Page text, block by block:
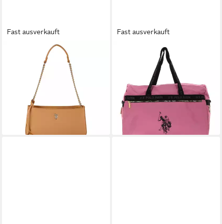
Fast ausverkauft
U.S. POLO ASSN.
Schultertasche Jones,
Polyurethan
UVP
lieferbar - in 2-3 Werktagen bei dir
Fast ausverkauft
U.S. POLO ASSN.
Reisetasche New Sport Chic
lieferbar - in 2-3 Werktagen bei dir